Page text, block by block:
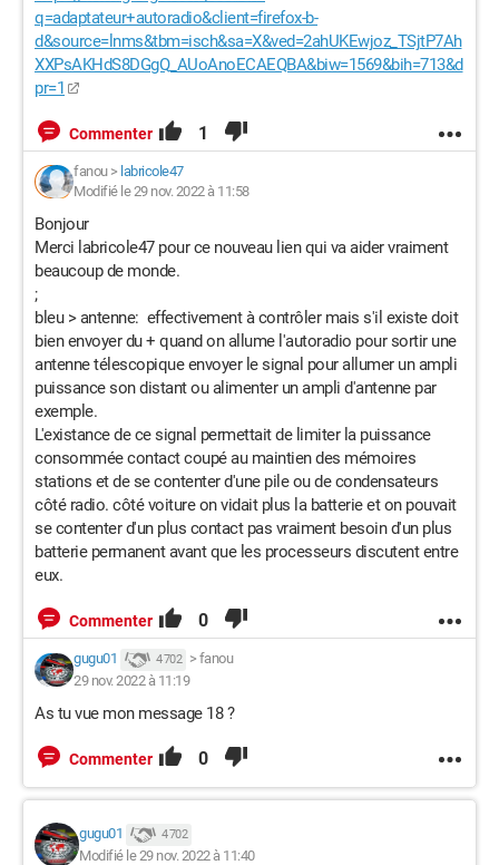
q=adaptateur+autoradio&client=firefox-b-
d&source=lnms&tbm=isch&sa=X&ved=2ahUKEwjoz_TSjtP7Ah
XXPsAKHdS8DGgQ_AUoAnoECAEQBA&biw=1569&bih=713&d
pr=1
Commenter 1
fanou> labricole47
Modifié le 29 nov. 2022 à 11:58
Bonjour
Merci labricole47 pour ce nouveau lien qui va aider vraiment
beaucoup de monde.
;
bleu > antenne: effectivement à contrôler mais s'il existe doit
bien envoyer du + quand on allume l'autoradio pour sortir une
antenne télescopique envoyer le signal pour allumer un ampli
puissance son distant ou alimenter un ampli d'antenne par
exemple.
L'existance de ce signal permettait de limiter la puissance
consommée contact coupé au maintien des mémoires
stations et de se contenter d'une pile ou de condensateurs
côté radio. côté voiture on vidait plus la batterie et on pouvait
se contenter d'un plus contact pas vraiment besoin d'un plus
batterie permanent avant que les processeurs discutent entre
eux.
Commenter 0
gugu01 4 702 > fanou
29 nov. 2022 à 11:19
As tu vue mon message 18 ?
Commenter 0
gugu01 4 702
Modifié le 29 nov. 2022 à 11:40